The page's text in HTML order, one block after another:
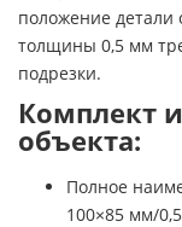
положение детали
толщины 0,5 мм
подрезки.
Комплект
объекта:
Полное
100×85 мм/